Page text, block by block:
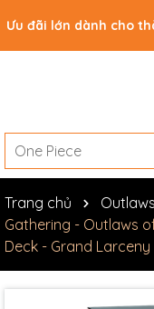
Chào mừng bạn đến
Card Game
Trang chủ
Gathering - Outlaws
Deck - Grand Larceny